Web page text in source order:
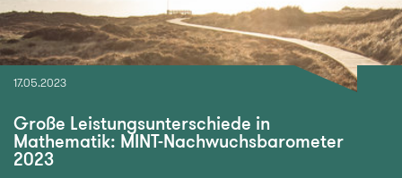
17.05.2023
Große Leistungsunterschiede in
Mathematik: MINT-Nachwuchsbarometer
2023